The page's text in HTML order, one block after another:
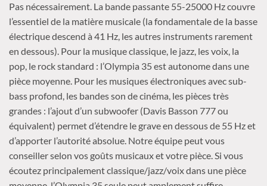
Pas nécessairement. La bande passante 55-25000 Hz couvre
l’essentiel de la matière musicale (la fondamentale de la basse
électrique descend à 41 Hz, les autres instruments rarement
en dessous). Pour la musique classique, le jazz, les voix, la
pop, le rock standard : l’Olympia 35 est autonome dans une
pièce moyenne. Pour les musiques électroniques avec sub-
bass profond, les bandes son de cinéma, les pièces très
grandes : l’ajout d’un subwoofer (Davis Basson 777 ou
équivalent) permet d’étendre le grave en dessous de 55 Hz et
d’apporter l’autorité absolue. Notre équipe peut vous
conseiller selon vos goûts musicaux et votre pièce. Si vous
écoutez principalement classique/jazz/voix dans une pièce